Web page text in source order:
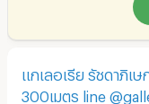
แกเลอเรีย รัชดาภิเ
300เมตร line